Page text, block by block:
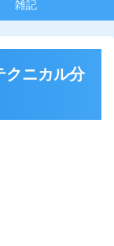
雑記
クニカル分